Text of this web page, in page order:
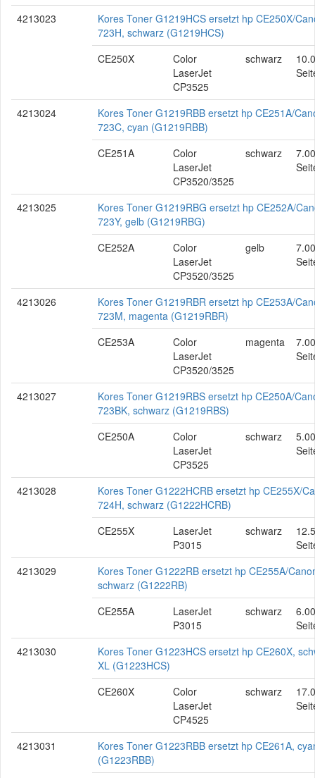
4213023
Kores Toner G1219HCS ersetzt hp CE250X/
723H, schwarz (G1219HCS)
CE250X
Color
LaserJet
CP3525
schwarz
4213024
Kores Toner G1219RBB ersetzt hp CE251A/
723C, cyan (G1219RBB)
CE251A
Color
LaserJet
CP3520/3525
schwarz
4213025
Kores Toner G1219RBG ersetzt hp CE252A/
723Y, gelb (G1219RBG)
CE252A
Color
LaserJet
CP3520/3525
gelb
4213026
Kores Toner G1219RBR ersetzt hp CE253A/
723M, magenta (G1219RBR)
CE253A
Color
LaserJet
CP3520/3525
magenta
4213027
Kores Toner G1219RBS ersetzt hp CE250A/
723BK, schwarz (G1219RBS)
CE250A
Color
LaserJet
CP3525
schwarz
4213028
Kores Toner G1222HCRB ersetzt hp CE255X/
724H, schwarz (G1222HCRB)
CE255X
LaserJet
P3015
schwarz
4213029
Kores Toner G1222RB ersetzt hp CE255A/
schwarz (G1222RB)
CE255A
LaserJet
P3015
schwarz
4213030
Kores Toner G1223HCS ersetzt hp CE260X,
XL (G1223HCS)
CE260X
Color
LaserJet
CP4525
schwarz
4213031
Kores Toner G1223RBB ersetzt hp CE261A,
(G1223RBB)